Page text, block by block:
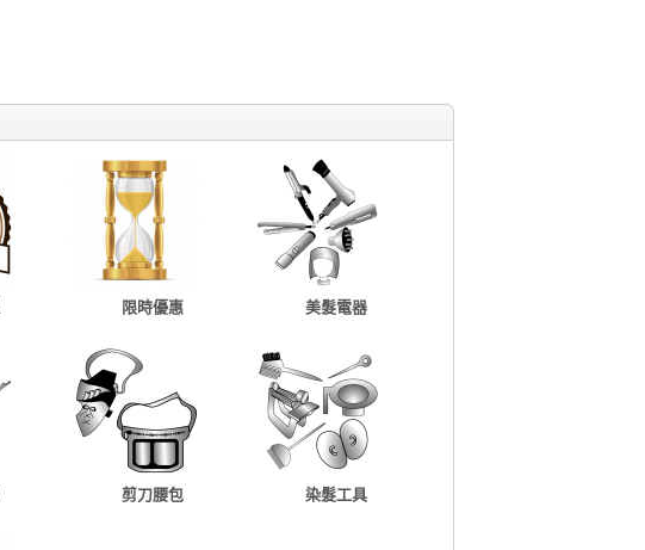
限時優惠 美髮電器
剪刀腰包 染髮工具